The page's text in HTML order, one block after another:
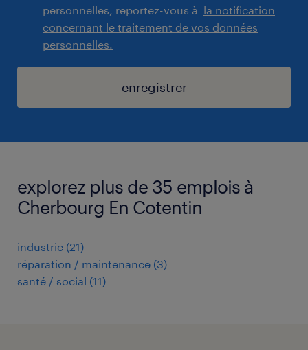
personnelles, reportez-vous à la notification
concernant le traitement de vos données
personnelles.
enregistrer
explorez plus de 35 emplois à
Cherbourg En Cotentin
industrie (21)
réparation / maintenance (3)
santé / social (11)